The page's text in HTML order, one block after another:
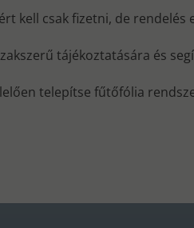
kell csak fizetni, de
tájékoztatására és
telepítse fűtőfólia